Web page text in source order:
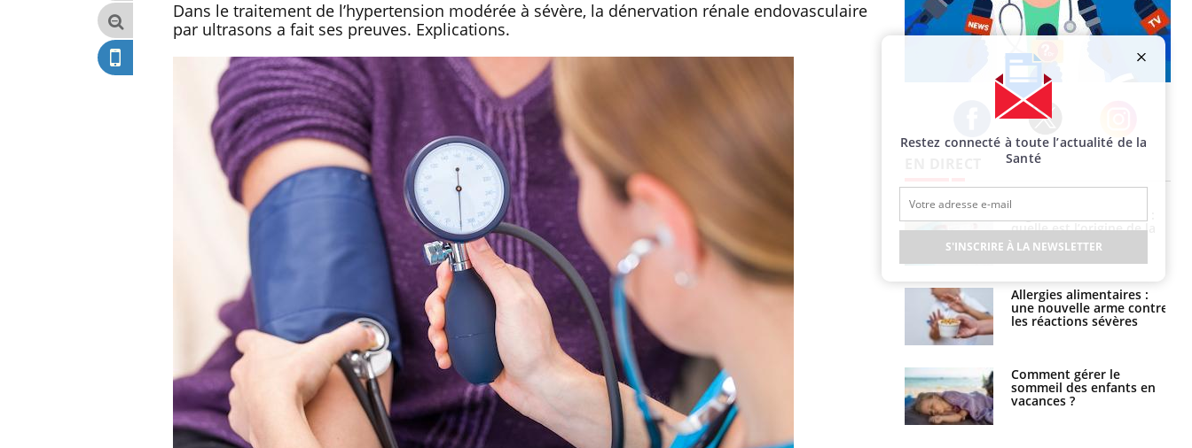
Dans le traitement de l’hypertension modérée à sévère, la dénervation rénale endovasculaire
par ultrasons a fait ses preuves. Explications.
Facebook Twitter Instagram
VIH : la fin du comprimé
tous les jours se profile-t-
Pourquoi votre ventre
gâche-t-il les premiers
jours de vos vacances ?
Fortes chaleurs :
pourquoi le risque de
noyade grimpe-t-il ?
Le Viagra pourrait-il
freiner la propagation du
cancer ?
Pourquoi manger moins
de protéines pourrait
finalement être bénéfique
Grossesse et chaleur : ce
que dit la science
lecture ?
Mordue par une tique en
quelle est l’origine de la
contamination ?
Allergies alimentaires :
une nouvelle arme contre
les réactions sévères
Comment gérer le
sommeil des enfants en
vacances ?
Restez connecté à toute l’actualité de la
Santé
S'INSCRIRE À LA NEWSLETTER